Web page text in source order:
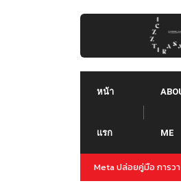
หน้า
แรก ME
ญล่วงหน้าสำหรับปลายปีนี้Threads คืออะไร ใช้
Instagram